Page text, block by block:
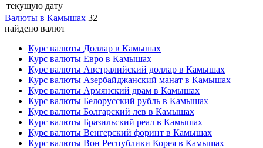
текущую дату
Валюты в Камышах 32
найдено валют
Курс валюты Доллар в Камышах
Курс валюты Евро в Камышах
Курс валюты Австралийский доллар в Камышах
Курс валюты Азербайджанский манат в Камышах
Курс валюты Армянский драм в Камышах
Курс валюты Белорусский рубль в Камышах
Курс валюты Болгарский лев в Камышах
Курс валюты Бразильский реал в Камышах
Курс валюты Венгерский форинт в Камышах
Курс валюты Вон Республики Корея в Камышах